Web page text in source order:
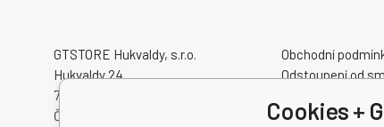
GTSTORE Hukvaldy, s.r.o.
Hukvaldy 24
73946 Hukvaldy
Česká republika
Obchodní
Odstoupení od
Velikostní tabulky
Cookies +